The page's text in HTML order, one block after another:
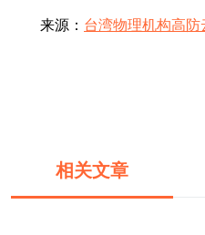
来源： 台湾物理机构高
相关文章